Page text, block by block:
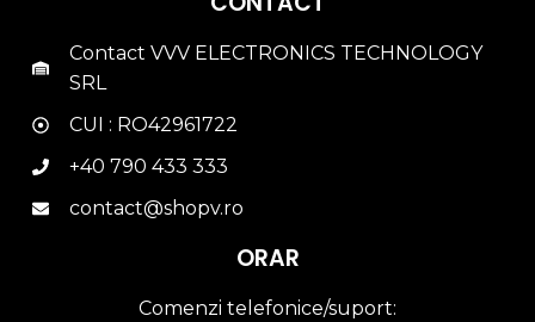
Contact VVV ELECTRONICS TECHNOLOGY
SRL
CUI : RO42961722
+40 790 433 333
contact@shopv.ro
ORAR
Comenzi telefonice/suport: